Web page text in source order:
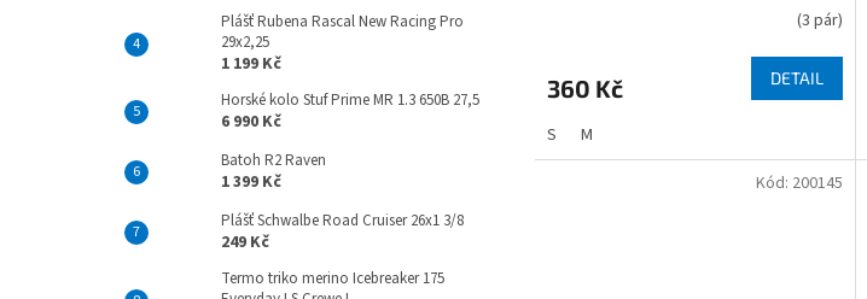
Plášť Rubena Rascal New Racing Pro
29x2,25
1 199 Kč
Horské kolo Stuf Prime MR 1.3 650B 27,5
6 990 Kč
Batoh R2 Raven
1 399 Kč
Plášť Schwalbe Road Cruiser 26x1 3/8
249 Kč
Termo triko merino Icebreaker 175
(3 pár)
360 Kč DETAIL
S M
Kód: 200145